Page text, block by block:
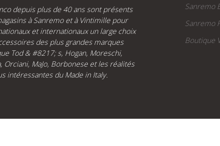
depuis plus de 40 ans sont présents
à Sanremo et à Vintimille pour
et internationaux un large choix
des plus grandes marques
Tod & #8217; s, Hogan, Moreschi,
Orciani, MaJo, Borbonese et les réalités
intéressantes du Made in Italy.
Sanremo
Sanremo
Boutique